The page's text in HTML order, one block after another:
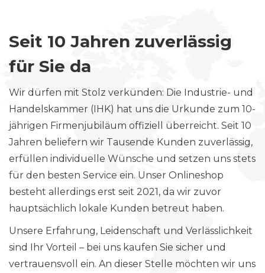
Seit 10 Jahren zuverlässig
für Sie da
Wir dürfen mit Stolz verkünden: Die Industrie- und
Handelskammer (IHK) hat uns die Urkunde zum 10-
jährigen Firmenjubiläum offiziell überreicht. Seit 10
Jahren beliefern wir Tausende Kunden zuverlässig,
erfüllen individuelle Wünsche und setzen uns stets
für den besten Service ein. Unser Onlineshop
besteht allerdings erst seit 2021, da wir zuvor
hauptsächlich lokale Kunden betreut haben.
Unsere Erfahrung, Leidenschaft und Verlässlichkeit
sind Ihr Vorteil – bei uns kaufen Sie sicher und
vertrauensvoll ein. An dieser Stelle möchten wir uns